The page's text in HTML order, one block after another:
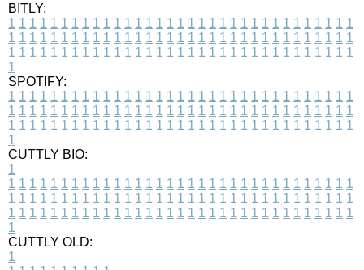
BITLY:
1 1 1 1 1 1 1 1 1 1 1 1 1 1 1 1 1 1 1 1 1 1 1 1 1 1 1 1 1 1 1 1 1
1 1 1 1 1 1 1 1 1 1 1 1 1 1 1 1 1 1 1 1 1 1 1 1 1 1 1 1 1 1 1 1 1
1 1 1 1 1 1 1 1 1 1 1 1 1 1 1 1 1 1 1 1 1 1 1 1 1 1 1 1 1 1 1 1 1
1
SPOTIFY:
1 1 1 1 1 1 1 1 1 1 1 1 1 1 1 1 1 1 1 1 1 1 1 1 1 1 1 1 1 1 1 1 1
1 1 1 1 1 1 1 1 1 1 1 1 1 1 1 1 1 1 1 1 1 1 1 1 1 1 1 1 1 1 1 1 1
1 1 1 1 1 1 1 1 1 1 1 1 1 1 1 1 1 1 1 1 1 1 1 1 1 1 1 1 1 1 1 1 1
1
CUTTLY BIO:
1
1 1 1 1 1 1 1 1 1 1 1 1 1 1 1 1 1 1 1 1 1 1 1 1 1 1 1 1 1 1 1 1 1
1 1 1 1 1 1 1 1 1 1 1 1 1 1 1 1 1 1 1 1 1 1 1 1 1 1 1 1 1 1 1 1 1
1 1 1 1 1 1 1 1 1 1 1 1 1 1 1 1 1 1 1 1 1 1 1 1 1 1 1 1 1 1 1 1 1
1
CUTTLY OLD:
1